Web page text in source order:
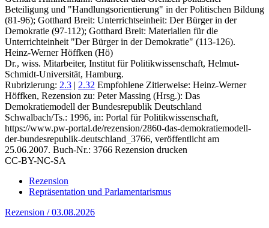
Beteiligung und "Handlungsorientierung" in der Politischen Bildung
(81-96); Gotthard Breit: Unterrichtseinheit: Der Bürger in der
Demokratie (97-112); Gotthard Breit: Materialien für die
Unterrichteinheit "Der Bürger in der Demokratie" (113-126).
Heinz-Werner Höffken (Hö)
Dr., wiss. Mitarbeiter, Institut für Politikwissenschaft, Helmut-
Schmidt-Universität, Hamburg.
Rubrizierung: 2.3 | 2.32 Empfohlene Zitierweise: Heinz-Werner
Höffken, Rezension zu: Peter Massing (Hrsg.): Das
Demokratiemodell der Bundesrepublik Deutschland
Schwalbach/Ts.: 1996, in: Portal für Politikwissenschaft,
https://www.pw-portal.de/rezension/2860-das-demokratiemodell-
der-bundesrepublik-deutschland_3766, veröffentlicht am
25.06.2007. Buch-Nr.: 3766 Rezension drucken
CC-BY-NC-SA
Rezension
Repräsentation und Parlamentarismus
Rezension / 03.08.2026